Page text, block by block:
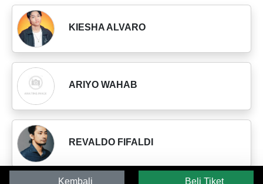
KIESHA ALVARO
ARIYO WAHAB
REVALDO FIFALDI
Kembali Beli Tiket